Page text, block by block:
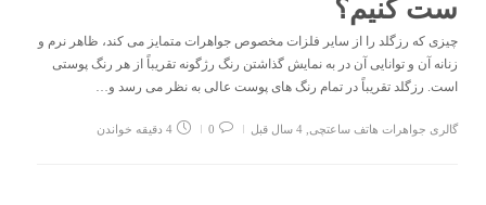
ست کنیم؟
چیزی که رزگلد را از سایر فلزات مخصوص جواهرات متمایز می کند، ظاهر نرم و
زنانه آن و توانایی آن در به نمایش گذاشتن رنگ رژگونه تقریباً از هر رنگ پوستی
است. رزگلد تقریباً در تمام رنگ های پوست عالی به نظر می رسد و…
گالری جواهرات هاتف ساعتچی 4 سال قبل 0 4 دقیقه خواندن